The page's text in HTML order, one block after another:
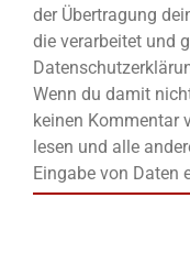
der Übertragung
die verarbeitet und
Wenn du damit
keinen Kommentar
lesen und alle
Eingabe von Daten